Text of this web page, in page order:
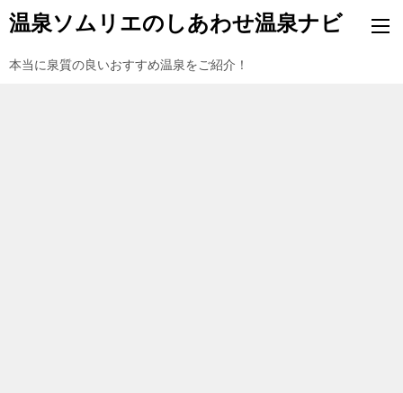
温泉ソムリエのしあわせ温泉ナビ
本当に泉質の良いおすすめ温泉をご紹介！